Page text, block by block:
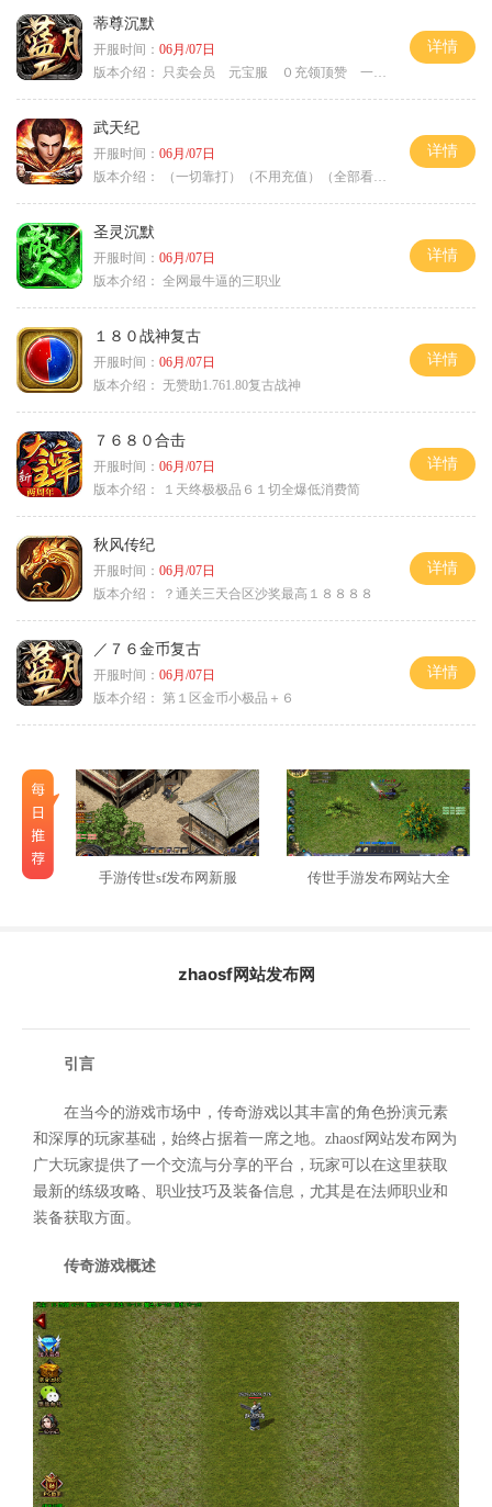
蒂尊沉默
开服时间： 06月/07日
版本介绍：
只卖会员 元宝服 ０充领顶赞 一切靠打
详情
武天纪
开服时间： 06月/07日
版本介绍：
（一切靠打）（不用充值）（全部看脸）
详情
圣灵沉默
开服时间： 06月/07日
版本介绍： 全网最牛逼的三职业
详情
１８０战神复古
开服时间： 06月/07日
版本介绍： 无赞助1.761.80复古战神
详情
７６８０合击
开服时间： 06月/07日
版本介绍：
１天终极极品６１切全爆低消费简
详情
秋风传纪
开服时间： 06月/07日
版本介绍：
？通关三天合区沙奖最高１８８８８
详情
／７６金币复古
开服时间： 06月/07日
版本介绍： 第１区金币小极品＋６
详情
手游传世sf发布网新服 传世手游发布网站大全
zhaosf网站发布网
引言
在当今的游戏市场中，传奇游戏以其丰富的角色扮演元素
和深厚的玩家基础，始终占据着一席之地。zhaosf网站发布网为
广大玩家提供了一个交流与分享的平台，玩家可以在这里获取
最新的练级攻略、职业技巧及装备信息，尤其是在法师职业和
装备获取方面。
传奇游戏概述